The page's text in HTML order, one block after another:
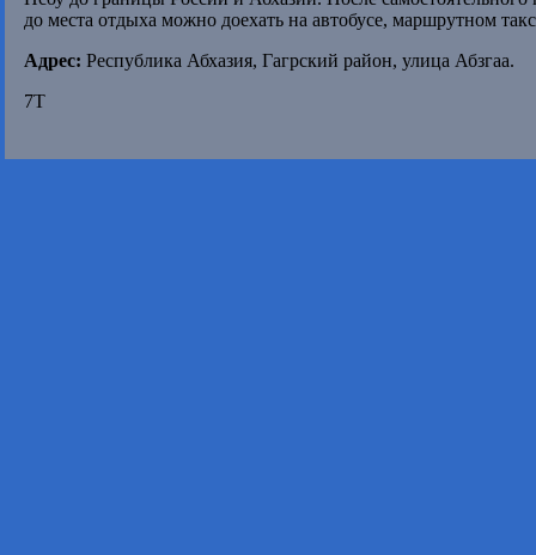
до места отдыха можно доехать на автобусе, маршрутном
Адрес: Республика Абхазия, Гагрский район, улица Абзгаа.
7T